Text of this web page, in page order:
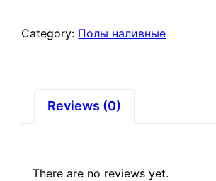
Волма
Category: Полы наливные
Reviews (0)
There are no reviews yet.